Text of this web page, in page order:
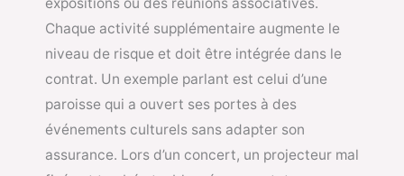
Chaque activité supplémentaire augmente le
niveau de risque et doit être intégrée dans le
contrat. Un exemple parlant est celui d’une
paroisse qui a ouvert ses portes à des
événements culturels sans adapter son
assurance. Lors d’un concert, un projecteur mal